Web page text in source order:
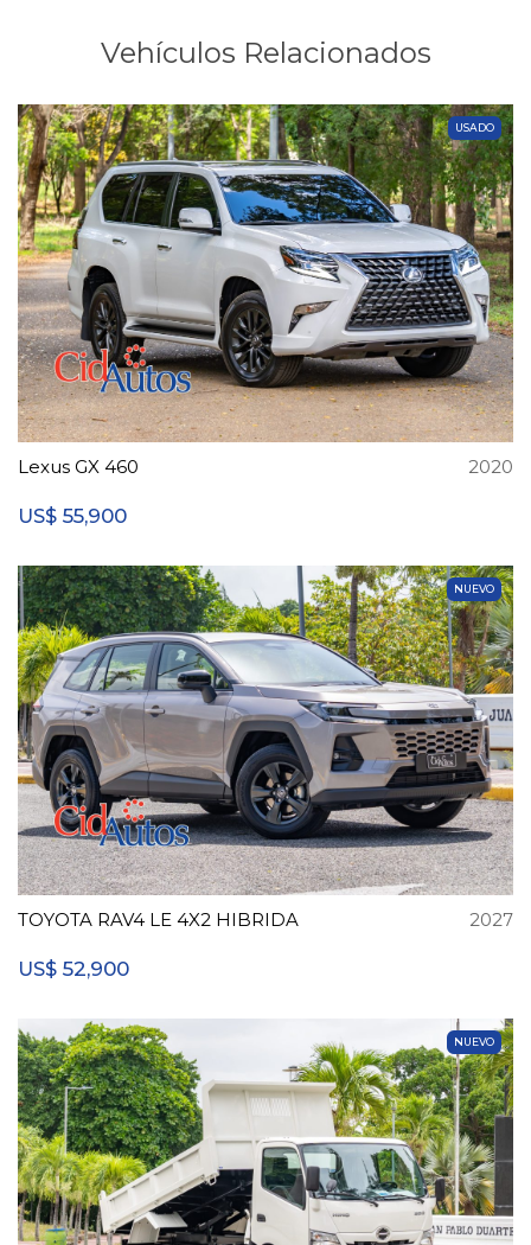
Vehículos Relacionados
USADO
Lexus GX 460 2020
US$ 55,900
NUEVO
TOYOTA RAV4 LE 4X2 HIBRIDA 2027
US$ 52,900
NUEVO